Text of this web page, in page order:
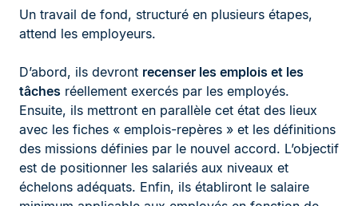
Un travail de fond, structuré en plusieurs étapes,
attend les employeurs.
D’abord, ils devront recenser les emplois et les
tâches réellement exercés par les employés.
Ensuite, ils mettront en parallèle cet état des lieux
avec les fiches « emplois-repères » et les définitions
des missions définies par le nouvel accord. L’objectif
est de positionner les salariés aux niveaux et
échelons adéquats. Enfin, ils établiront le salaire